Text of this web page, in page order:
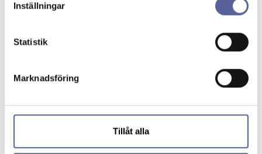
Inställningar
Statistik
Marknadsföring
Tillåt alla
kostnadsfritt. Upptäck stomiprodukter